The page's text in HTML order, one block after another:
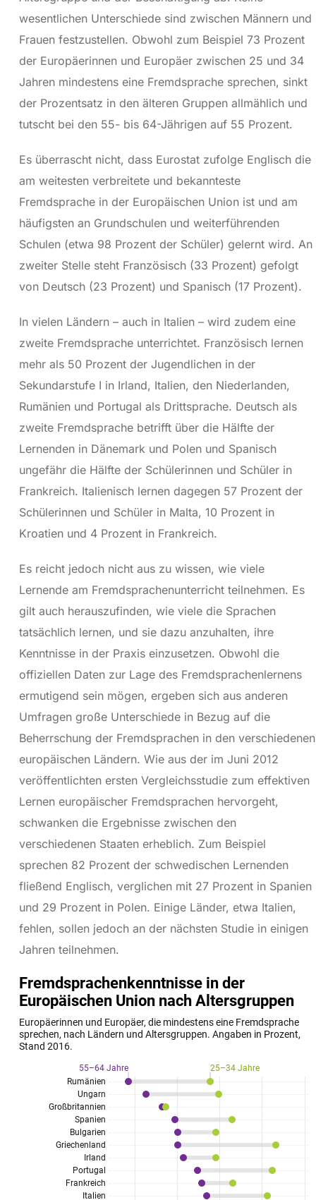
wesentlichen Unterschiede sind zwischen Männern und
Frauen festzustellen. Obwohl zum Beispiel 73 Prozent
der Europäerinnen und Europäer zwischen 25 und 34
Jahren mindestens eine Fremdsprache sprechen, sinkt
der Prozentsatz in den älteren Gruppen allmählich und
tutscht bei den 55- bis 64-Jährigen auf 55 Prozent.
Es überrascht nicht, dass Eurostat zufolge Englisch die
am weitesten verbreitete und bekannteste
Fremdsprache in der Europäischen Union ist und am
häufigsten an Grundschulen und weiterführenden
Schulen (etwa 98 Prozent der Schüler) gelernt wird. An
zweiter Stelle steht Französisch (33 Prozent) gefolgt
von Deutsch (23 Prozent) und Spanisch (17 Prozent).
In vielen Ländern – auch in Italien – wird zudem eine
zweite Fremdsprache unterrichtet. Französisch lernen
mehr als 50 Prozent der Jugendlichen in der
Sekundarstufe I in Irland, Italien, den Niederlanden,
Rumänien und Portugal als Drittsprache. Deutsch als
zweite Fremdsprache betrifft über die Hälfte der
Lernenden in Dänemark und Polen und Spanisch
ungefähr die Hälfte der Schülerinnen und Schüler in
Frankreich. Italienisch lernen dagegen 57 Prozent der
Schülerinnen und Schüler in Malta, 10 Prozent in
Kroatien und 4 Prozent in Frankreich.
Es reicht jedoch nicht aus zu wissen, wie viele
Lernende am Fremdsprachenunterricht teilnehmen. Es
gilt auch herauszufinden, wie viele die Sprachen
tatsächlich lernen, und sie dazu anzuhalten, ihre
Kenntnisse in der Praxis einzusetzen. Obwohl die
offiziellen Daten zur Lage des Fremdsprachenlernens
ermutigend sein mögen, ergeben sich aus anderen
Umfragen große Unterschiede in Bezug auf die
Beherrschung der Fremdsprachen in den verschiedenen
europäischen Ländern. Wie aus der im Juni 2012
veröffentlichten ersten Vergleichsstudie zum effektiven
Lernen europäischer Fremdsprachen hervorgeht,
schwanken die Ergebnisse zwischen den
verschiedenen Staaten erheblich. Zum Beispiel
sprechen 82 Prozent der schwedischen Lernenden
fließend Englisch, verglichen mit 27 Prozent in Spanien
und 29 Prozent in Polen. Einige Länder, etwa Italien,
fehlen, sollen jedoch an der nächsten Studie in einigen
Jahren teilnehmen.